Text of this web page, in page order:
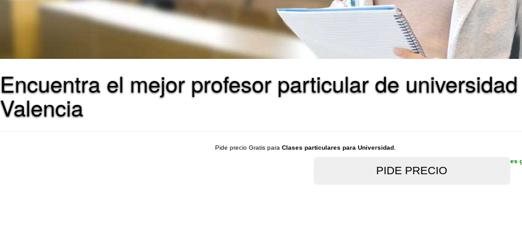
Encuentra el mejor profesor particular de
Valencia
Pide precio Gratis para Clases particulares para Universidad
es